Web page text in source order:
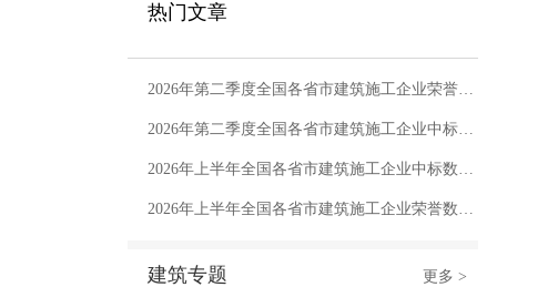
热门文章
2026年第二季度全国各省市建筑施工企业荣誉数量排行榜
2026年第二季度全国各省市建筑施工企业中标数量排行榜
2026年上半年全国各省市建筑施工企业中标数量排行榜
2026年上半年全国各省市建筑施工企业荣誉数量排行榜
建筑专题 更多 >